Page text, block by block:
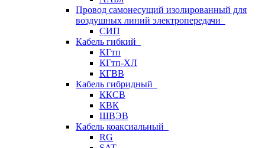
Провод самонесущий изолированный для
воздушных линий электропередачи
СИП
Кабель гибкий
КГтп
КГтп-ХЛ
КГВВ
Кабель гибридный
ККСВ
КВК
ШВЭВ
Кабель коаксиальный
RG